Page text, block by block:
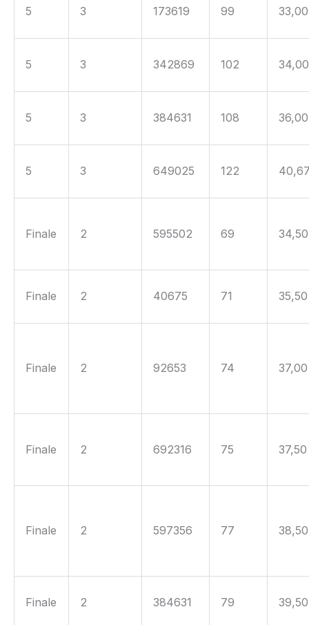
5 3 173619 99 33,00
5 3 342869 102 34,00
5 3 384631 108 36,00
5 3 649025 122
Finale 2 595502 69 34,50
Finale 2 40675 71 35,50
Finale 2 92653 74 37,00
Finale 2 692316 75 37,50
Finale 2 597356 77 38,50
Finale 2 384631 79 39,50